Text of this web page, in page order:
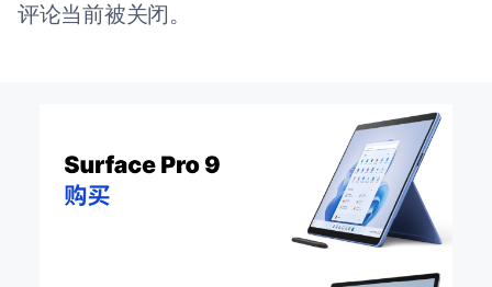
评论当前被关闭。